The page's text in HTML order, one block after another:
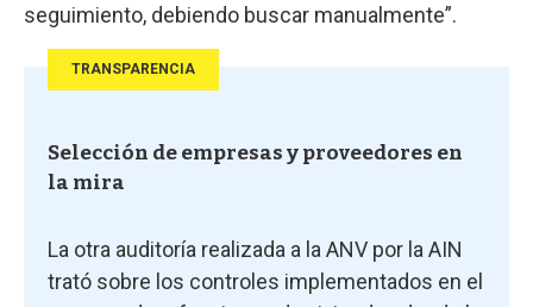
seguimiento, debiendo buscar manualmente”.
TRANSPARENCIA
Selección de empresas y proveedores en
la mira
La otra auditoría realizada a la ANV por la AIN
trató sobre los controles implementados en el